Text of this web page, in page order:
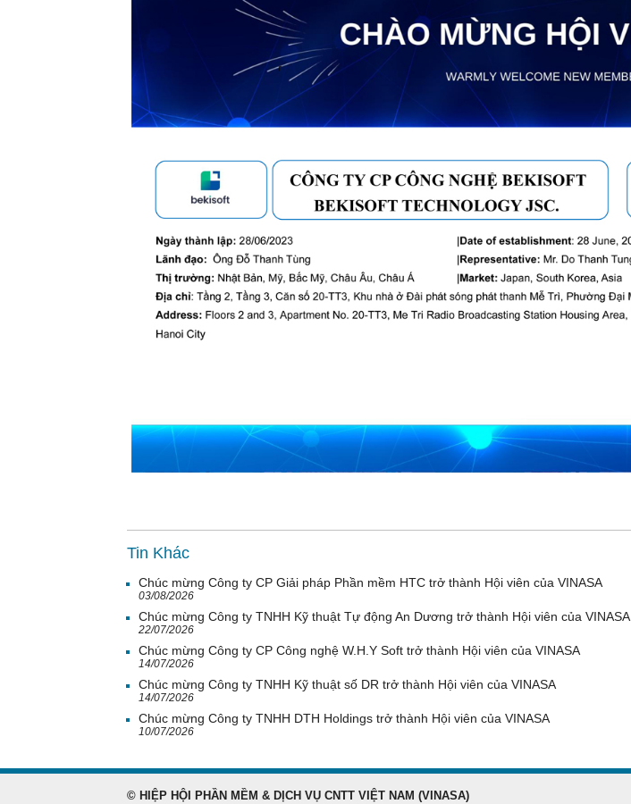
Tin Khác
Chúc mừng Công ty CP Giải pháp Phần mềm HTC trở thành Hội viên của VINASA
03/08/2026
Chúc mừng Công ty TNHH Kỹ thuật Tự động An Dương trở thành Hội viên của VINASA
22/07/2026
Chúc mừng Công ty CP Công nghệ W.H.Y Soft trở thành Hội viên của VINASA
14/07/2026
Chúc mừng Công ty TNHH Kỹ thuật số DR trở thành Hội viên của VINASA
14/07/2026
Chúc mừng Công ty TNHH DTH Holdings trở thành Hội viên của VINASA
10/07/2026
© HIỆP HỘI PHẦN MỀM & DỊCH VỤ CNTT VIỆT NAM (VINASA)